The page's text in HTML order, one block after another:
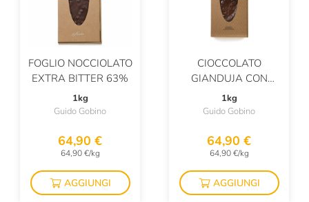
FOGLIO NOCCIOLATO
EXTRA BITTER 63%
1kg
Guido Gobino
64,90 €
64,90 €/kg
AGGIUNGI
CIOCCOLATO
GIANDUJA CON
NOCCIOLE PIEMONTE
1kg
Guido Gobino
64,90 €
64,90 €/kg
AGGIUNGI